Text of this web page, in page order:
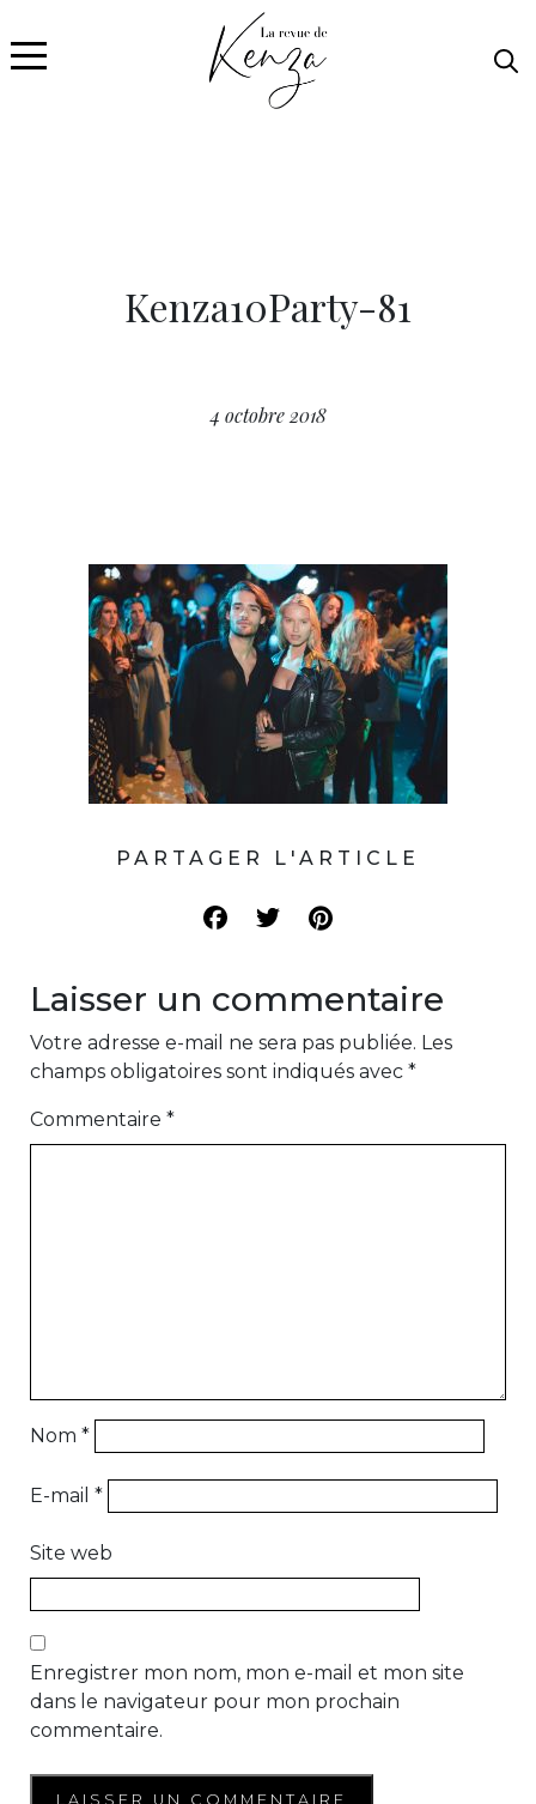
Kenza10Party-81
4 octobre 2018
PARTAGER L'ARTICLE
Laisser un commentaire
Votre adresse e-mail ne sera pas publiée. Les
champs obligatoires sont indiqués avec *
Commentaire *
Nom *
E-mail *
Site web
Enregistrer mon nom, mon e-mail et mon site
dans le navigateur pour mon prochain
commentaire.